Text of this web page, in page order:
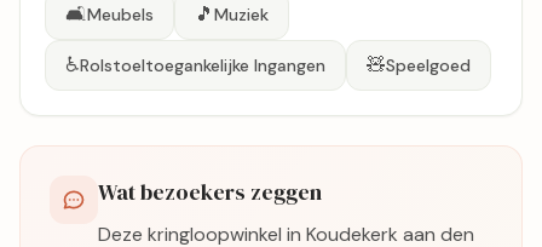
🛋️Meubels 🎵 Muziek
♿Rolstoeltoegankelijke Ingangen 🧸Speelgoed
Wat bezoekers zeggen
Deze kringloopwinkel in Koudekerk aan den